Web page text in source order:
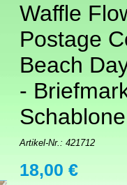
Waffle
Postage
Beach
-
Artikel-Nr.: 421712
18,00 €